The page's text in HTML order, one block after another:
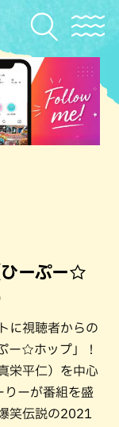
ひーぷー☆
に視聴者からの
ー☆ホップ」！
栄平仁）を中心
りーが番組を盛
笑伝説の2021